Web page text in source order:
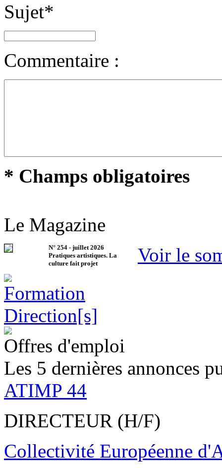
Sujet*
Commentaire :
* Champs obligatoires
Le Magazine
N° 254 - juillet 2026
Pratiques artistiques. La
culture fait projet
Voir le
Offres d'emploi
Les 5 dernières annonces
ATIMP 44
DIRECTEUR (H/F)
Collectivité Européenne